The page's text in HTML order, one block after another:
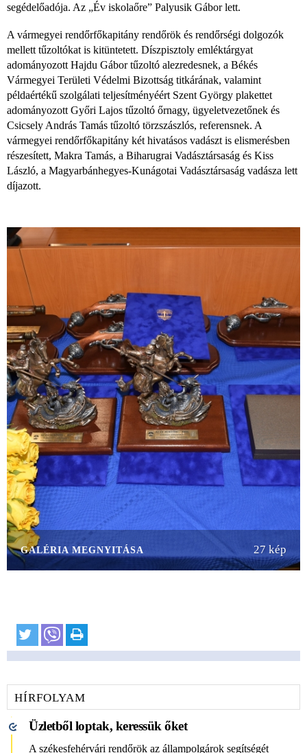
segédelőadója. Az „Év iskolaőre” Palyusik Gábor lett.
A vármegyei rendőrfőkapitány rendőrök és rendőrségi dolgozók
mellett tűzoltókat is kitüntetett. Díszpisztoly emléktárgyat
adományozott Hajdu Gábor tűzoltó alezredesnek, a Békés
Vármegyei Területi Védelmi Bizottság titkárának, valamint
példaértékű szolgálati teljesítményéért Szent György plakettet
adományozott Győri Lajos tűzoltó őrnagy, ügyeletvezetőnek és
Csicsely András Tamás tűzoltó törzszászlós, referensnek. A
vármegyei rendőrfőkapitány két hivatásos vadászt is elismerésben
részesített, Makra Tamás, a Biharugrai Vadásztársaság és Kiss
László, a Magyarbánhegyes-Kunágotai Vadásztársaság vadásza lett
díjazott.
27 kép
GALÉRIA MEGNYITÁSA
HÍRFOLYAM
Üzletből loptak, keressük őket
A székesfehérvári rendőrök az állampolgárok segítségét